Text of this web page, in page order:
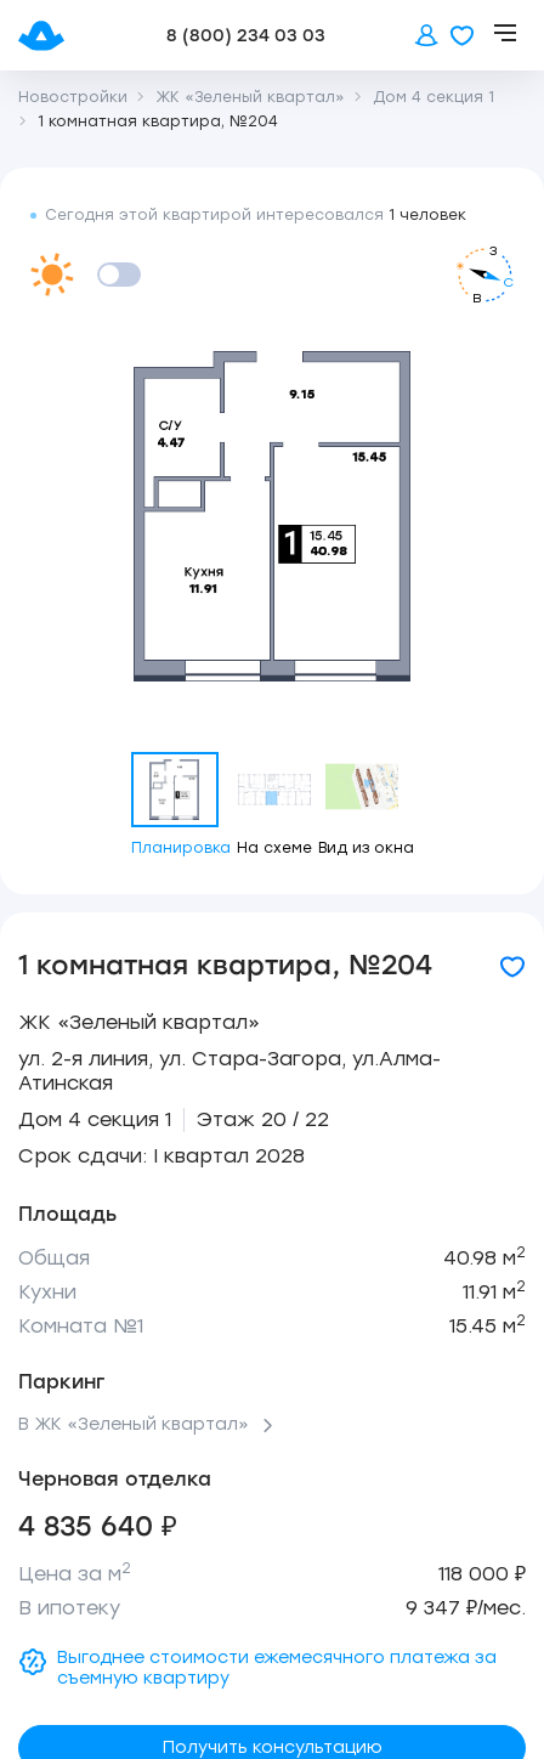
8 (800) 234 03 03
Новостройки ЖК «Зеленый квартал»
Дом 4 секция 1
1 комнатная квартира, №204
Сегодня этой квартирой интересовался 1 человек
С
В
З
Планировка На схеме Вид из окна
1 комнатная квартира, №204
ЖК «Зеленый квартал»
ул. 2-я линия, ул. Стара-Загора, ул.Алма-
Атинская
Дом 4 секция 1
Этаж 20 / 22
Срок сдачи: I квартал 2028
Площадь
Общая
40.98 м2
Кухни 11.91 м2
Комната №1 15.45 м2
Паркинг
В ЖК «Зеленый квартал»
Черновая отделка
4 835 640 ₽
Цена за м2
118 000 ₽
В ипотеку
9 347 ₽/мес.
Выгоднее стоимости ежемесячного платежа за
съемную квартиру
Получить консультацию